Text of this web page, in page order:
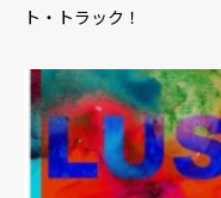
ト・トラック！